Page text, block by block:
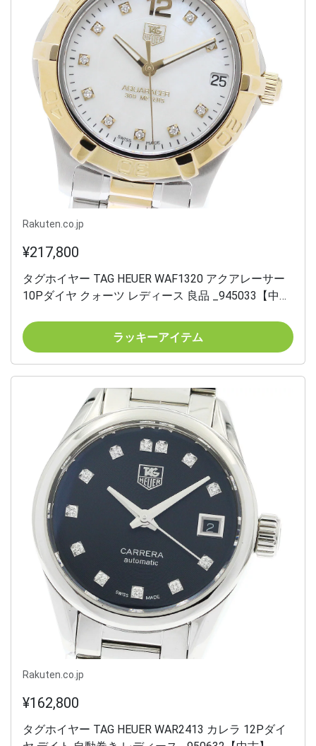
Rakuten.co.jp
¥217,800
タグホイヤー TAG HEUER WAF1320 アクアレーサー
10Pダイヤ クォーツ レディース 良品 _945033【中
ラッキーアイテム
Rakuten.co.jp
¥162,800
タグホイヤー TAG HEUER WAR2413 カレラ 12Pダイ